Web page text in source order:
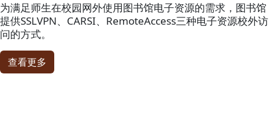
为满足师生在校园网外使用图书馆电子资源的需求，图书馆
提供SSLVPN、CARSI、RemoteAccess三种电子资源校外访
问的方式。
查看更多